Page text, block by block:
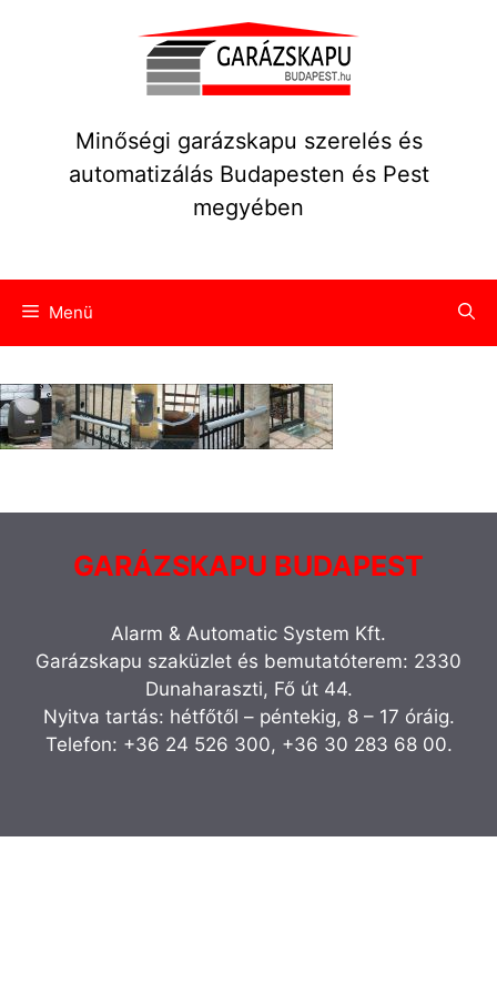
Minőségi garázskapu szerelés és
automatizálás Budapesten és Pest
megyében
Menü
GARÁZSKAPU BUDAPEST
Alarm & Automatic System Kft.
Garázskapu szaküzlet és bemutatóterem: 2330
Dunaharaszti, Fő út 44.
Nyitva tartás: hétfőtől – péntekig, 8 – 17 óráig.
Telefon: +36 24 526 300, +36 30 283 68 00.